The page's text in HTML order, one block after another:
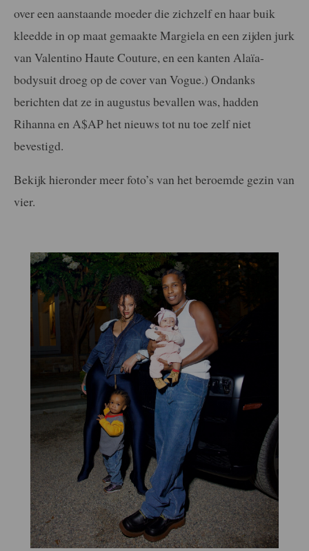
over een aanstaande moeder die zichzelf en haar buik
kleedde in op maat gemaakte Margiela en een zijden jurk
van Valentino Haute Couture, en een kanten Alaïa-
bodysuit droeg op de cover van Vogue.) Ondanks
berichten dat ze in augustus bevallen was, hadden
Rihanna en A$AP het nieuws tot nu toe zelf niet
bevestigd.
Bekijk hieronder meer foto’s van het beroemde gezin van
vier.